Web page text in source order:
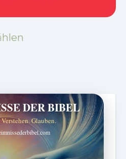
DER BIBEL
Glauben.